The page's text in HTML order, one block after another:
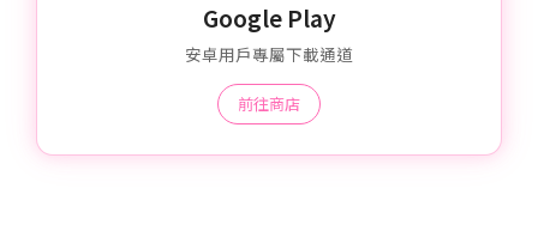
Google Play
安卓用戶專屬下載通道
前往商店